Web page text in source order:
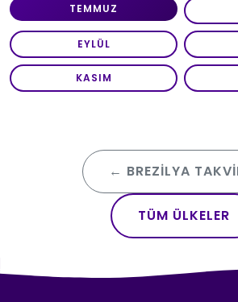
TEMMUZ
EYLÜL
KASIM
← BREZILYA
TÜM ÜLKELER